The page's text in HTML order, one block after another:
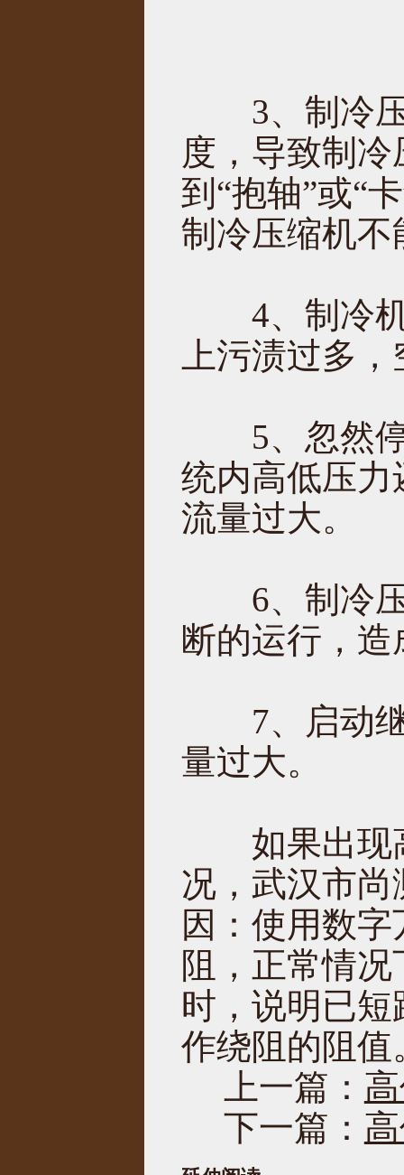
3、制冷压
度，导致制
到“抱轴”或“
制冷压缩机
4、制冷机
上污渍过多
5、忽然停
统内高低压
流量过大。
6、制冷压
断的运行，
7、启动继
量过大。
如果出现高
况，武汉市
因：使用数
阻，正常情
时，说明已
作绕阻的阻
上一篇：
下一篇：